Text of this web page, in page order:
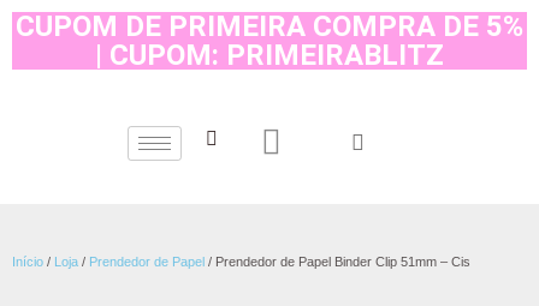
CUPOM DE PRIMEIRA COMPRA DE 5%
| CUPOM: PRIMEIRABLITZ
Início / Loja / Prendedor de Papel / Prendedor de Papel Binder Clip 51mm – Cis